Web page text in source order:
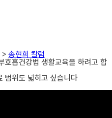
> 송현희 칼럼
호흡건강법 생활교육을 하려고 합
범위도 넓히고 싶습니다